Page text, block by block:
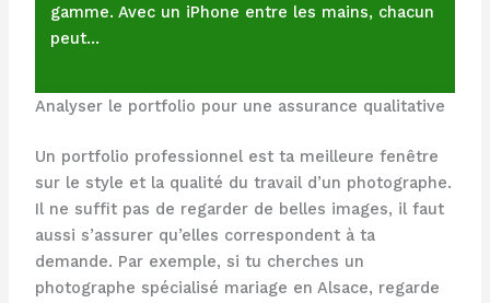
gamme. Avec un iPhone entre les mains, chacun
peut…
Analyser le portfolio pour une assurance qualitative
Un portfolio professionnel est ta meilleure fenêtre
sur le style et la qualité du travail d’un photographe.
Il ne suffit pas de regarder de belles images, il faut
aussi s’assurer qu’elles correspondent à ta
demande. Par exemple, si tu cherches un
photographe spécialisé mariage en Alsace, regarde